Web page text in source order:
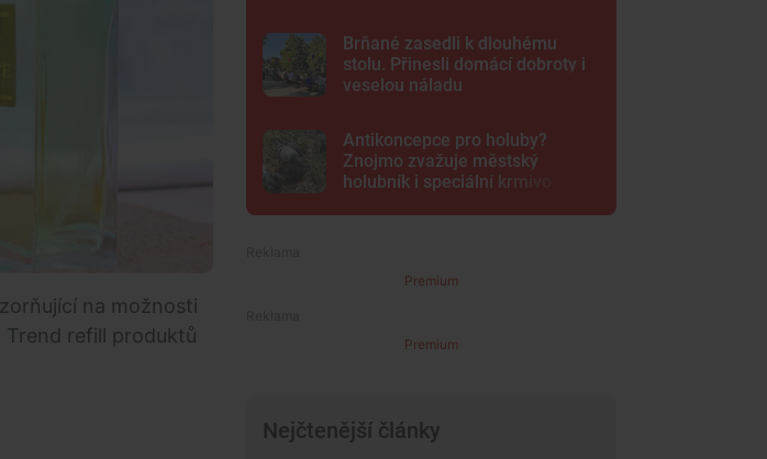
na možnosti
refill produktů
Brňané zasedli k dlouhému
stolu. Přinesli domácí dobroty i
veselou náladu
Antikoncepce pro holuby?
Znojmo zvažuje městský
holubník i speciální krmivo
Premium
Premium
Nejčtenější články